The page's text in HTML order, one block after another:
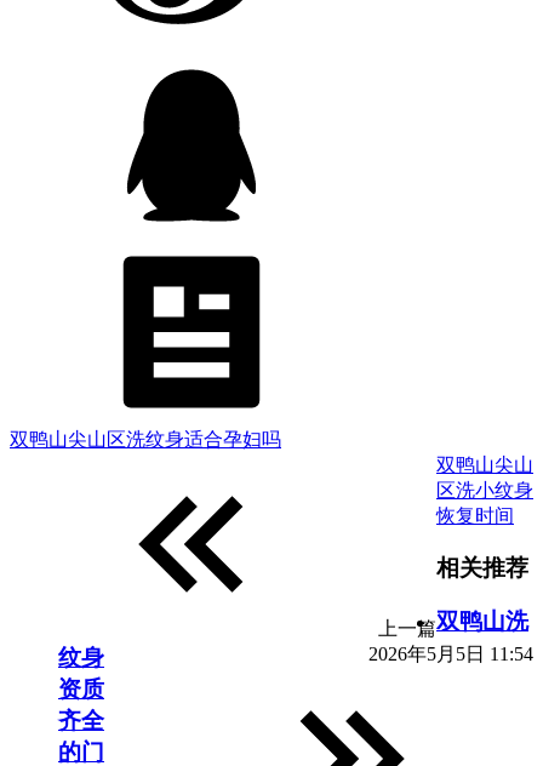
双鸭山尖山区洗纹身适合孕妇吗
上一篇
2026年5月5日 11:54
双鸭山尖山
区洗小纹身
恢复时间
相关推荐
双鸭山洗
纹身
资质
齐全
的门